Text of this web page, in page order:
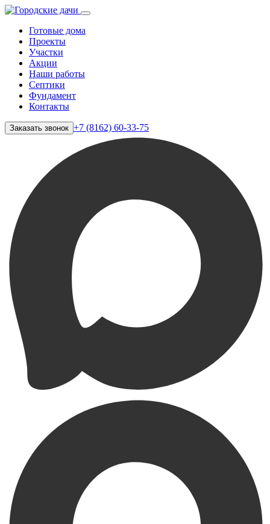
Готовые дома
Проекты
Участки
Акции
Наши работы
Септики
Фундамент
Контакты
Заказать звонок +7 (8162) 60-33-75